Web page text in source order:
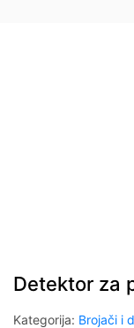
Detektor za
Kategorija: Brojači i